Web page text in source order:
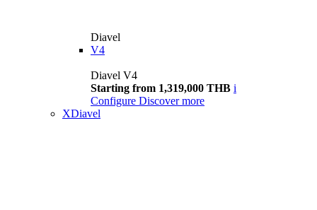
Diavel
V4
Diavel V4
Starting from 1,319,000 THB i
Configure Discover more
XDiavel